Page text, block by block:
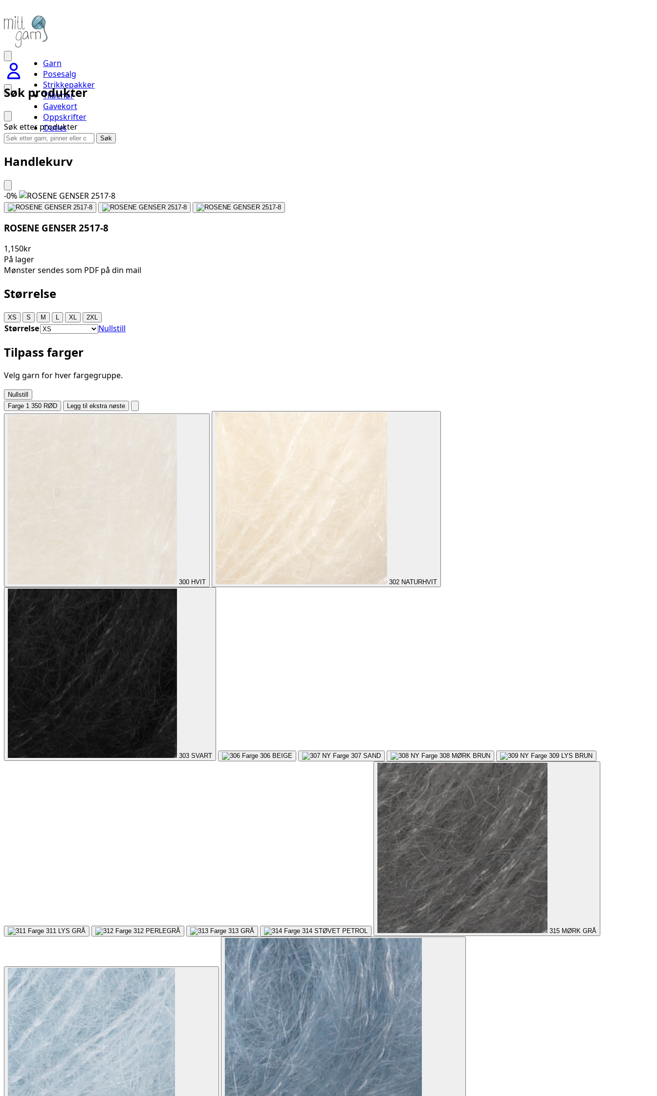
Garn
Posesalg
Strikkepakker
Tilbehør
Gavekort
Oppskrifter
Outlet
Handlevogn
Søk produkter
Søk etter produkter
Søk
Handlekurv
-0%
ROSENE GENSER 2517-8
1,150kr
På lager
Mønster sendes som PDF på din mail
Størrelse
XS S M XL 2XL
Størrelse Nullstill
Tilpass farger
Velg garn for hver fargegruppe.
Nullstill
Farge 1 350 RØD Legg til ekstra nøste
300 HVIT 302 NATURHVIT
303 SVART 306 BEIGE 307 SAND 308 MØRK BRUN 309 LYS BRUN
311 LYS GRÅ 312 PERLEGRÅ 313 GRÅ 314 STØVET PETROL 315 MØRK GRÅ